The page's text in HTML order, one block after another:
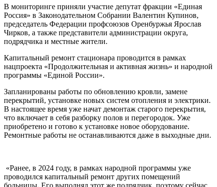
В мониторинге приняли участие депутат фракции «Единая
Россия» в Законодательном Собрании Валентин Купинов,
председатель Федерации профсоюзов Оренбуржья Ярослав
Чирков, а также представители администрации округа,
подрядчика и местные жители.
Капитальный ремонт стационара проводится в рамках
нацпроекта «Продолжительная и активная жизнь» и народной
программы «Единой России».
Запланированы работы по обновлению кровли, замене
перекрытий, установке новых систем отопления и электрики.
В настоящее время уже начат демонтаж старого перекрытия,
что включает в себя разборку полов и перегородок. Уже
приобретено и готово к установке новое оборудование.
Ремонтные работы не останавливаются даже в выходные дни.
«Ранее, в 2024 году, в рамках народной программы уже
проводился капитальный ремонт других помещений
больницы. Его выполнял этот же подрядчик, поэтому сейчас